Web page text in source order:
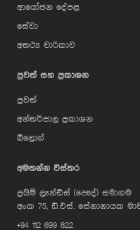
ආයෝජන දේපළ
සේවා
අතථ්‍ය චාරිකාව
පුවත් සහ ප්‍රකාශන
පුවත්
අන්තර්ජාල ප්‍රකාශන
බ්ලොග්
අමතන්න විස්තර
ප්‍රයිම් ලෑන්ඩ්ස් (පෞද්) සමාගම
අංක 75, ඩී.එස්. සේනානායක
+94 112 699 822
Hi,